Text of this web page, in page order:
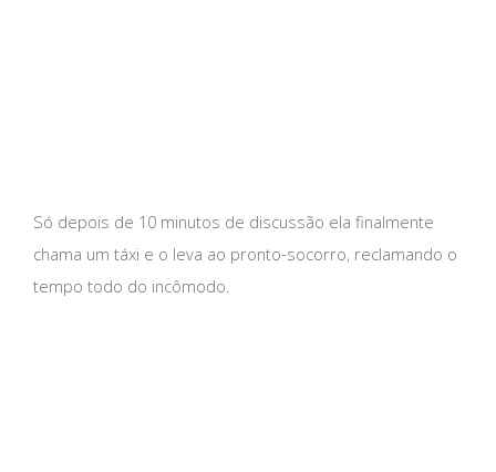
Só depois de 10 minutos de discussão ela finalmente
chama um táxi e o leva ao pronto-socorro, reclamando o
tempo todo do incômodo.